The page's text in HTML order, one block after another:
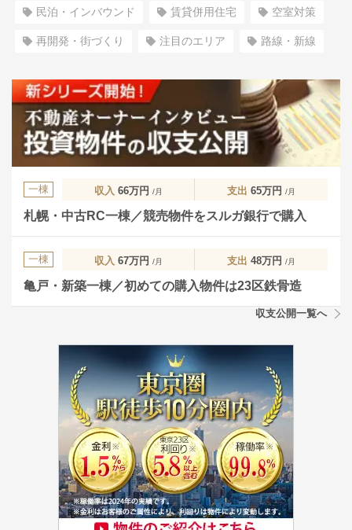
民泊・インバウンド 賃貸併用住宅 空室対策
再開発・街づくり 注目のエリア 路線・新線
一棟 収入 66万円 /月 支出 65万円 /月
札幌・中古RC一棟／競売物件をスルガ銀行で購入
一棟 収入 67万円 /月 支出 48万円 /月
亀戸・新築一棟／初めての購入物件は23区鉄骨造
収支公開一覧へ